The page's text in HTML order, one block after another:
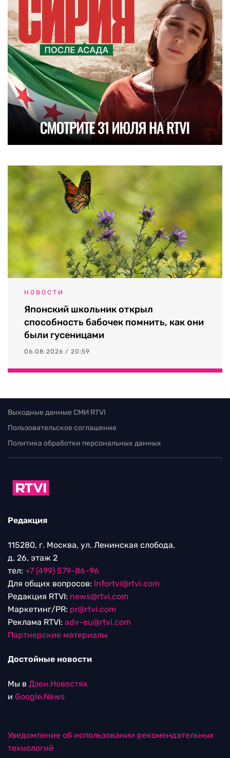
НОВОСТИ
Японский школьник открыл
способность бабочек помнить, как они
были гусеницами
06.08.2026 / 20:59
Выходные данные СМИ RTVI
Пользовательское соглашение
Политика обработки персональных данных
Редакция
115280, г. Москва, ул. Ленинская слобода,
д. 26, этаж 2
тел: +7 (499) 579-86-96
Для общих вопросов: Infortvi@rtvi.com
Редакция RTVI: news@rtvi.com
Маркетинг/PR: pr@rtvi.com
Реклама RTVI: adv-eu@rtvi.com
Партнерские материалы
Достойные новости
Мы в Дзен.Новостях
и Google.News
Уведомление об использовании рекомендательных
технологий